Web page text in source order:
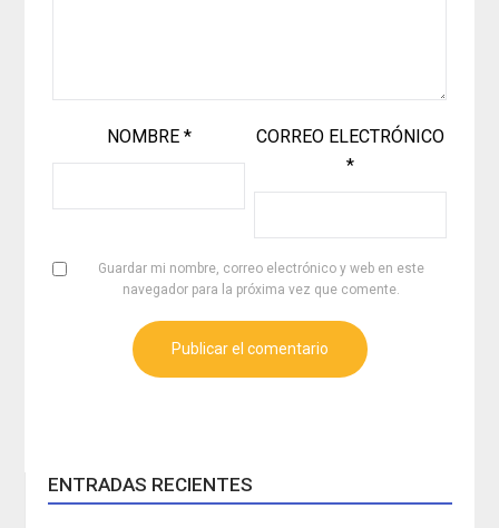
NOMBRE *
CORREO ELECTRÓNICO
*
Guardar mi nombre, correo electrónico y web en este
navegador para la próxima vez que comente.
ENTRADAS RECIENTES